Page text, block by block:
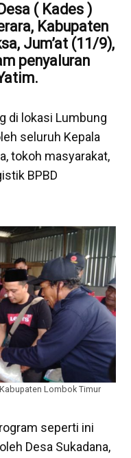
( Kades )
Kabupaten
Jum’at (11/9),
penyaluran
di lokasi Lumbung
seluruh Kepala
tokoh masyarakat,
BPBD
Lombok Timur
seperti ini
Desa Sukadana,